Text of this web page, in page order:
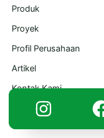
Produk
Proyek
Profil Perusahaan
Artikel
Kontak Kami